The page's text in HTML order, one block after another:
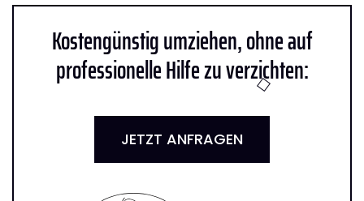
Kostengünstig umziehen, ohne auf
professionelle Hilfe zu verzichten:
JETZT ANFRAGEN